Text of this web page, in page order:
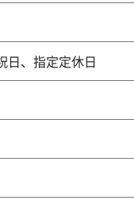
日、指定定休日